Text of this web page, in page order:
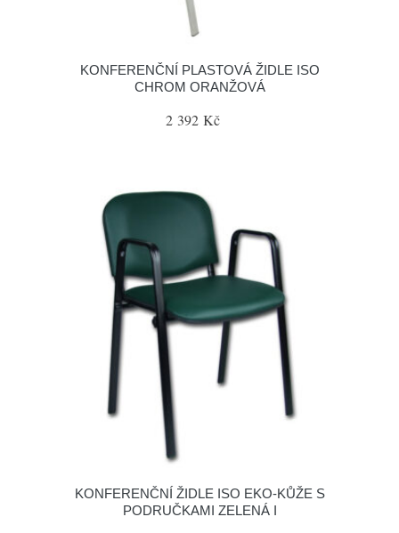
KONFERENČNÍ PLASTOVÁ ŽIDLE ISO
CHROM ORANŽOVÁ
2 392 Kč
KONFERENČNÍ ŽIDLE ISO EKO-KŮŽE S
PODRUČKAMI ZELENÁ I